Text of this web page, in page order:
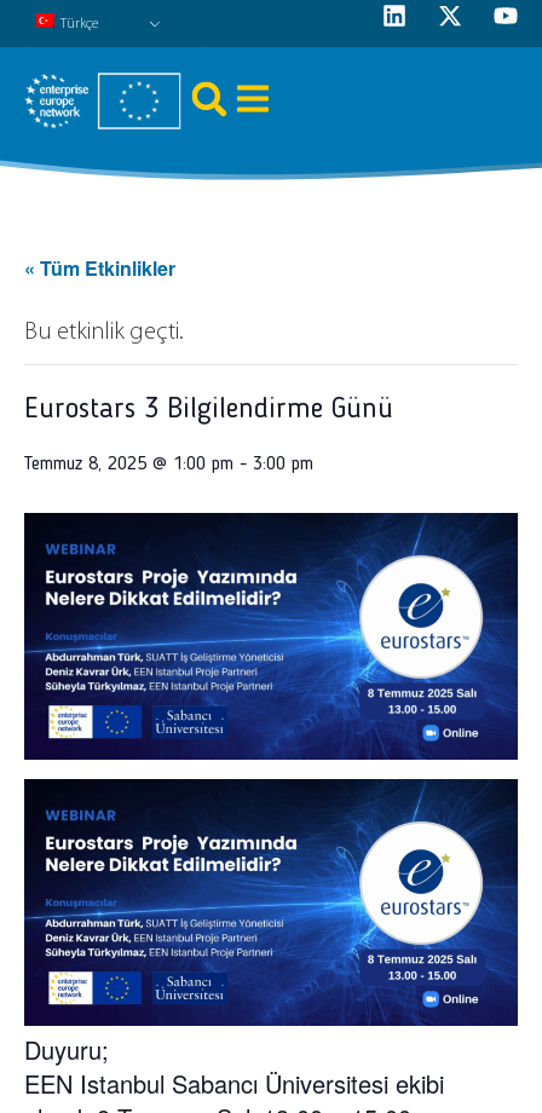
Türkçe
« Tüm Etkinlikler
Bu etkinlik geçti.
Eurostars 3 Bilgilendirme Günü
Temmuz 8, 2025 @ 1:00 pm - 3:00 pm
Duyuru;
EEN Istanbul Sabancı Üniversitesi ekibi